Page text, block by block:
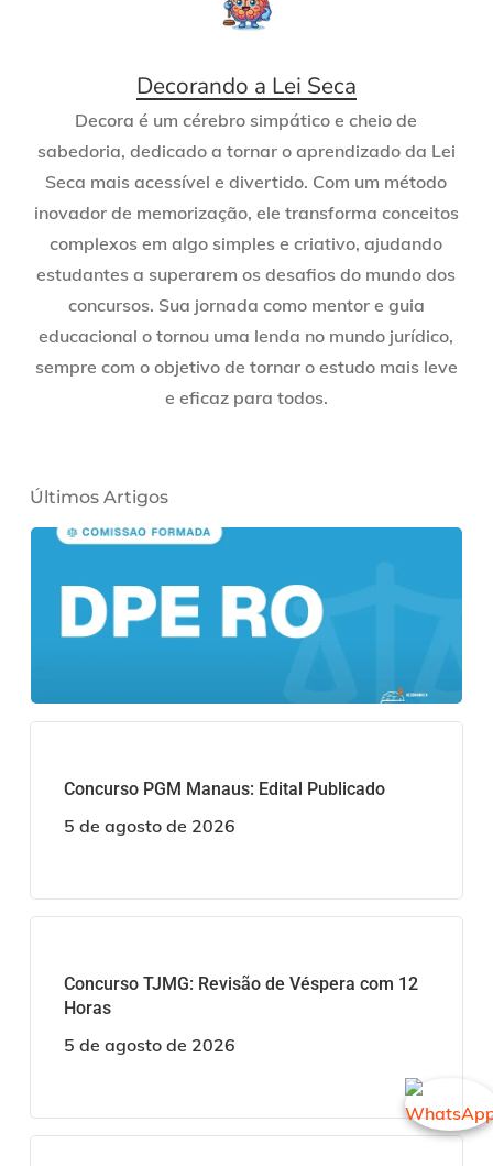
Decorando a Lei Seca
Decora é um cérebro simpático e cheio de
sabedoria, dedicado a tornar o aprendizado da Lei
Seca mais acessível e divertido. Com um método
inovador de memorização, ele transforma conceitos
complexos em algo simples e criativo, ajudando
estudantes a superarem os desafios do mundo dos
concursos. Sua jornada como mentor e guia
educacional o tornou uma lenda no mundo jurídico,
sempre com o objetivo de tornar o estudo mais leve
e eficaz para todos.
Últimos Artigos
Concurso PGM Manaus: Edital Publicado
5 de agosto de 2026
Concurso TJMG: Revisão de Véspera com 12
Horas
5 de agosto de 2026